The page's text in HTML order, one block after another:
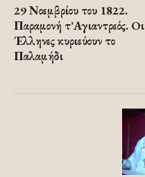
29 Νοεμβρίου του 1822.
Παραμονή τ’Αγιαντρεός. Oι
Έλληνες κυριεύουν το
Παλαμήδι